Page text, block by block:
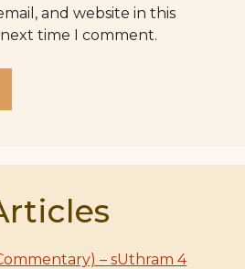
and website in this
time I comment.
– sUthram 4